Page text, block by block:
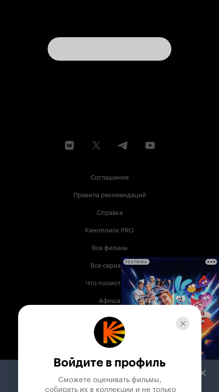
Соглашение
Правила рекомендаций
Справка
Кинопоиск PRO
Все фильмы
Все сериалы
Что посмотреть
Афиша
Музыка
Телепрограмма
Служба поддержки
РЕКЛАМА
Войдите в профиль
Сможете оценивать фильмы,
собирать их в коллекции и не только